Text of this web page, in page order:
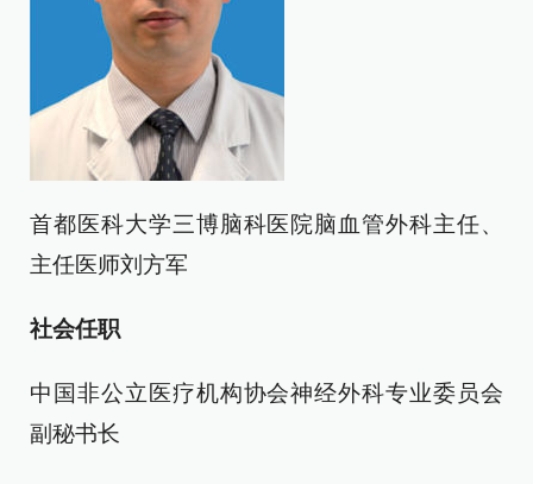
首都医科大学三博脑科医院脑血管外科主任、
主任医师刘方军
社会任职
中国非公立医疗机构协会神经外科专业委员会
副秘书长